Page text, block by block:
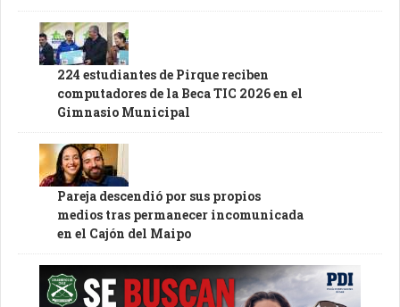
224 estudiantes de Pirque reciben
computadores de la Beca TIC 2026 en el
Gimnasio Municipal
Pareja descendió por sus propios
medios tras permanecer incomunicada
en el Cajón del Maipo